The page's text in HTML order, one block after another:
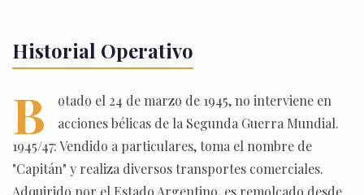
Historial Operativo
B
otado el 24 de marzo de 1945, no interviene en
acciones bélicas de la Segunda Guerra Mundial.
1945/47: Vendido a particulares, toma el nombre de
"Capitán" y realiza diversos transportes comerciales.
Adquirido por el Estado Argentino, es remolcado desde